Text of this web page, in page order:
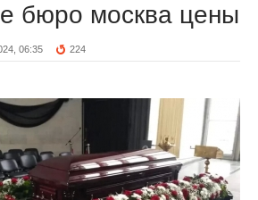
бюро москва цены
06:35 224